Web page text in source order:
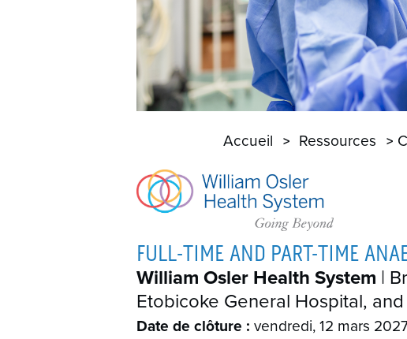
Accueil Ressources
FULL-TIME AND PART-TIME
William Osler Health System |
Etobicoke General Hospital,
Date de clôture : vendredi, 12 mars